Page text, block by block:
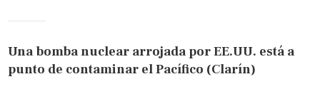
Una bomba nuclear arrojada por EE.UU. está a
punto de contaminar el Pacífico (Clarín)